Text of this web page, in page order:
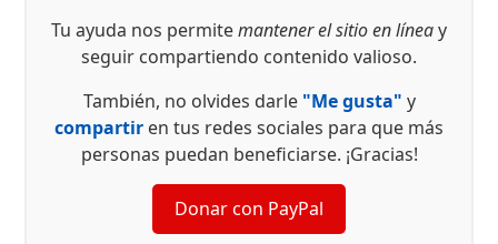
Tu ayuda nos permitemantener el sitio en líneay
seguir compartiendo contenido valioso.
También, no olvides darle "Me gusta" y
compartir en tus redes sociales para que más
personas puedan beneficiarse. ¡Gracias!
Donar con PayPal